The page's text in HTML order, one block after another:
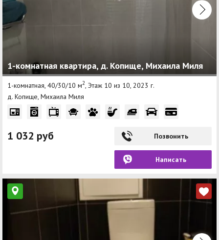
1-комнатная квартира, д. Копище, Михаила Миля
1-комнатная, 40/30/10 м2 , Этаж 10 из 10, 2023 г.
д. Копище, Михаила Миля
1 032 руб Позвонить
Написать